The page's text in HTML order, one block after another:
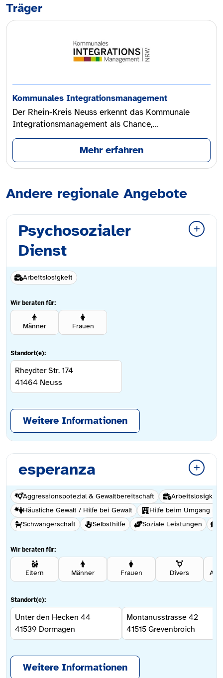
Träger
Kommunales Integrationsmanagement
Der Rhein-Kreis Neuss erkennt das Kommunale
Integrationsmanagement als Chance,…
Mehr erfahren
Andere regionale Angebote
Psychosozialer
Dienst
Arbeitslosigkeit
Wir beraten für:
Männer Frauen
Standort(e):
Rheydter Str. 174
41464 Neuss
Weitere Informationen
esperanza
Aggressionspotezial & Gewaltbereitschaft
Arbeitslosigkeit
Häusliche Gewalt / Hilfe bei Gewalt
Hilfe beim Umgang
Schwangerschaft
Selbsthilfe Soziale Leistungen
Wir beraten für:
Eltern Männer Frauen Divers
Standort(e):
Unter den Hecken 44
41539 Dormagen
Montanusstrasse 42
41515 Grevenbroich
Weitere Informationen